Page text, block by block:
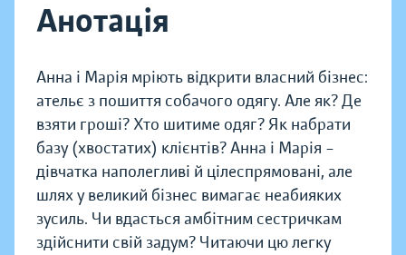
Анотація
Анна і Марія мріють відкрити власний бізнес:
ательє з пошиття собачого одягу. Але як? Де
взяти гроші? Хто шитиме одяг? Як набрати
базу (хвостатих) клієнтів? Анна і Марія –
дівчатка наполегливі й цілеспрямовані, але
шлях у великий бізнес вимагає неабияких
зусиль. Чи вдасться амбітним сестричкам
здійснити свій задум? Читаючи цю легку